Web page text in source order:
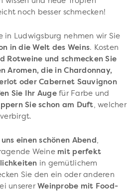
noch besser schmecken!
in Ludwigsburg nehmen wir Sie
in die Welt des Weins. Kosten
Rotweine und schmecken Sie
Aromen, die inChardonnay,
oder Cabernet Sauvignon
Sie Ihr Augefür Farbe und
Sie schon am Duft, welcher
verbirgt.
einen schönen Abend,
Weine mit perfekt
in gemütlichem
Sie den ein oder anderen
unserer Weinprobe mit Food-